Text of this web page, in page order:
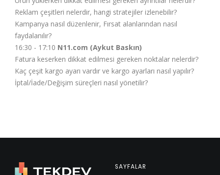
Reklam çeşitleri nelerdir, hangi stratejiler izlenebilir?
Kampanya nasıl düzenlenir, Fırsat alanlarından nasıl
faydalanılır?
16:30 - 17:10 N11.com (Aykut Baskın)
Fatura keserken dikkat edilmesi gereken noktalar nelerdir?
Kaç çeşit kargo ayarı vardır ve kargo ayarları nasıl yapılır?
İptal/İade/Değişim süreçleri nasıl yönetilir?
SAYFALAR